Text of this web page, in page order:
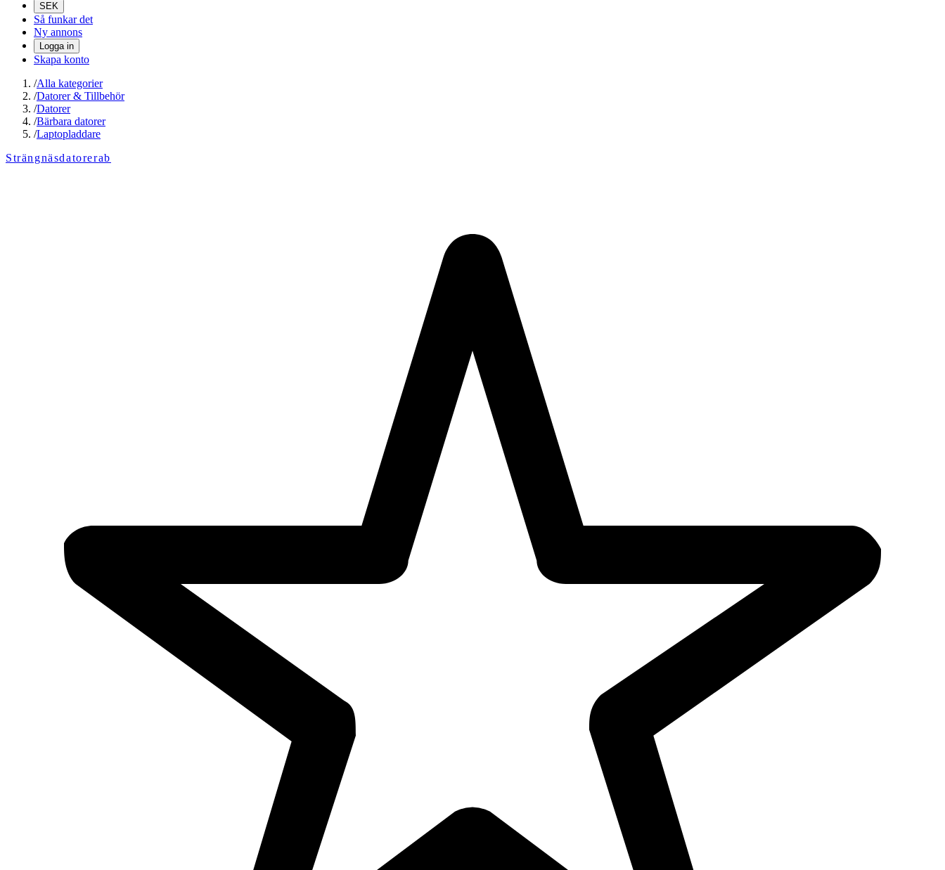
SEK
Så funkar det
Ny annons
Logga in
Skapa konto
/Alla kategorier
/Datorer & Tillbehör
/Datorer
/Bärbara datorer
/Laptopladdare
Strängnäsdatorerab